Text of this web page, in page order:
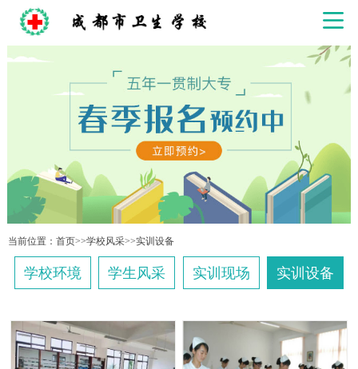
当前位置： 首页>>学校风采>>实训设备
学校环境 学生风采 实训现场 实训设备